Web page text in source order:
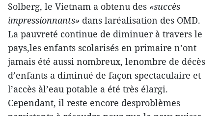
Solberg, le Vietnam a obtenu des «succès
impressionnants» dans laréalisation des OMD.
La pauvreté continue de diminuer à travers le
pays,les enfants scolarisés en primaire n’ont
jamais été aussi nombreux, lenombre de décès
d’enfants a diminué de façon spectaculaire et
l’accès àl’eau potable a été très élargi.
Cependant, il reste encore desproblèmes